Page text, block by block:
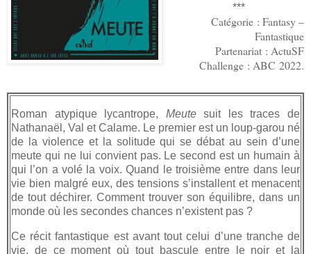
***
Catégorie : Fantasy –
Fantastique
Partenariat : ActuSF
Challenge : ABC 2022.
Roman atypique lycantrope, Meutesuit les traces de
Nathanaël, Val et Calame. Le premier est un loup-garou né
de la violence et la solitude qui se débat au sein d’une
meute qui ne lui convient pas. Le second est un humain à
qui l’on a volé la voix. Quand le troisième entre dans leur
vie bien malgré eux, des tensions s’installent et menacent
de tout déchirer. Comment trouver son équilibre, dans un
monde où les secondes chances n’existent pas ?
Ce récit fantastique est avant tout celui d’une tranche de
vie, de ce moment où tout bascule entre le noir et la